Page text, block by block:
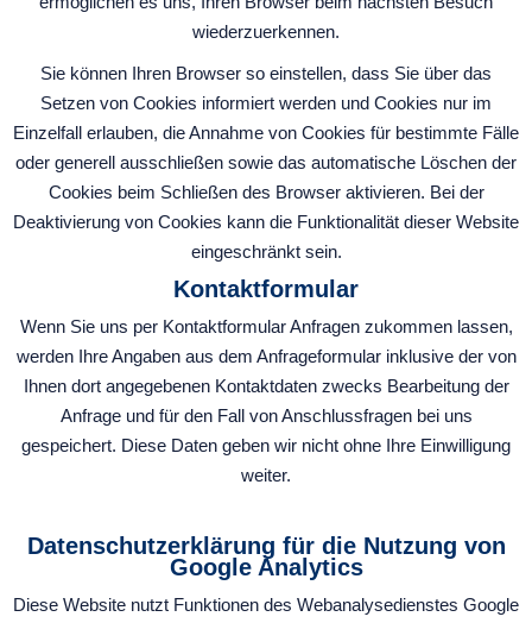
wiederzuerkennen.
Sie können Ihren Browser so einstellen, dass Sie über das
Setzen von Cookies informiert werden und Cookies nur im
Einzelfall erlauben, die Annahme von Cookies für bestimmte Fälle
oder generell ausschließen sowie das automatische Löschen der
Cookies beim Schließen des Browser aktivieren. Bei der
Deaktivierung von Cookies kann die Funktionalität dieser Website
eingeschränkt sein.
Kontaktformular
Wenn Sie uns per Kontaktformular Anfragen zukommen lassen,
werden Ihre Angaben aus dem Anfrageformular inklusive der von
Ihnen dort angegebenen Kontaktdaten zwecks Bearbeitung der
Anfrage und für den Fall von Anschlussfragen bei uns
gespeichert. Diese Daten geben wir nicht ohne Ihre Einwilligung
weiter.
Datenschutzerklärung für die Nutzung von
Google Analytics
Diese Website nutzt Funktionen des Webanalysedienstes Google